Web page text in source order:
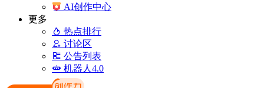
AI创作中心
更多
热点排行
讨论区
公告列表
机器人4.0